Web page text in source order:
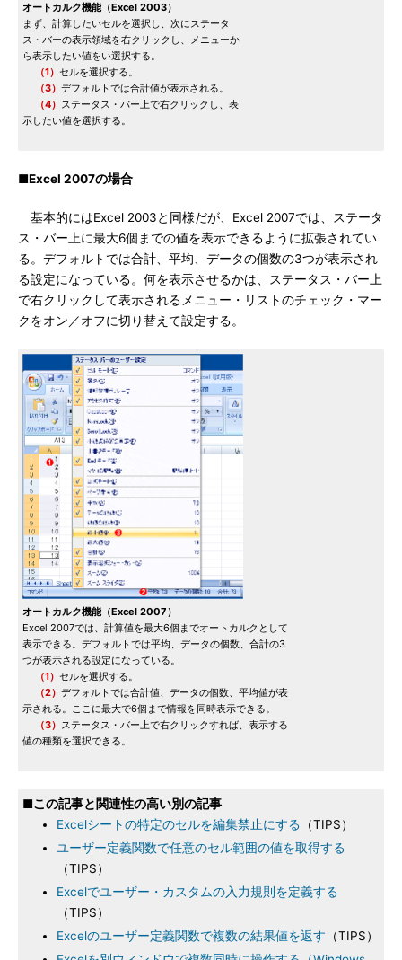
オートカルク機能（Excel 2003）
まず、計算したいセルを選択し、次にステータ
ス・バーの表示領域を右クリックし、メニューか
ら表示したい値をい選択する。
（1） セルを選択する。
（3） デフォルトでは合計値が表示される。
（4） ステータス・バー上で右クリックし、表
示したい値を選択する。
■Excel 2007の場合
基本的にはExcel 2003と同様だが、Excel 2007では、ステータ
ス・バー上に最大6個までの値を表示できるように拡張されてい
る。デフォルトでは合計、平均、データの個数の3つが表示され
る設定になっている。何を表示させるかは、ステータス・バー上
で右クリックして表示されるメニュー・リストのチェック・マー
クをオン／オフに切り替えて設定する。
オートカルク機能（Excel 2007）
Excel 2007では、計算値を最大6個までオートカルクとして
表示できる。デフォルトでは平均、データの個数、合計の3
つが表示される設定になっている。
（1） セルを選択する。
（2） デフォルトでは合計値、データの個数、平均値が表
示される。ここに最大で6個まで情報を同時表示できる。
（3） ステータス・バー上で右クリックすれば、表示する
値の種類を選択できる。
■この記事と関連性の高い別の記事
Excelシートの特定のセルを編集禁止にする （TIPS）
ユーザー定義関数で任意のセル範囲の値を取得する
（TIPS）
Excelでユーザー・カスタムの入力規則を定義する
（TIPS）
Excelのユーザー定義関数で複数の結果値を返す （TIPS）